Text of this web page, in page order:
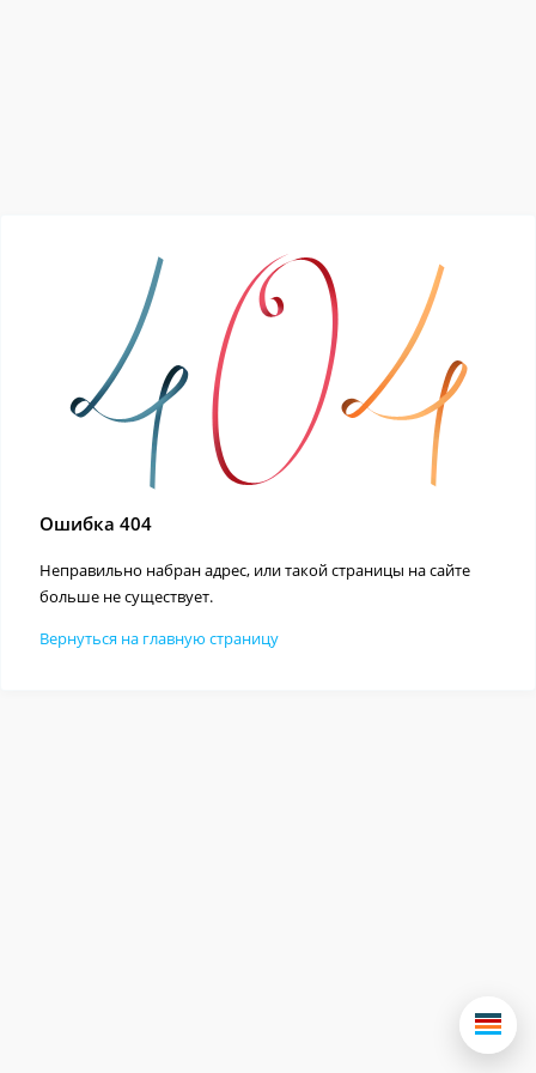
Ошибка 404
Неправильно набран адрес, или такой страницы на сайте
больше не существует.
Вернуться на главную страницу